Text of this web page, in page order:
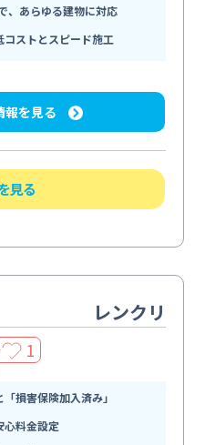
、あらゆる建物に対応
ストとスピード施工
報を見る
見る
レンクリ
1
損害保険加入済み」
心料金設定